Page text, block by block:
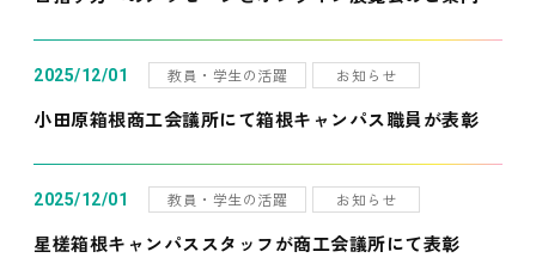
2025/12/01 教員・学生の活躍 お知らせ
小田原箱根商工会議所にて箱根キャンパス職員が表彰
2025/12/01 教員・学生の活躍 お知らせ
星槎箱根キャンパススタッフが商工会議所にて表彰